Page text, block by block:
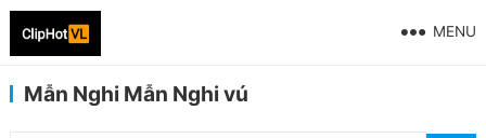
MENU
Mẫn Nghi Mẫn Nghi vú